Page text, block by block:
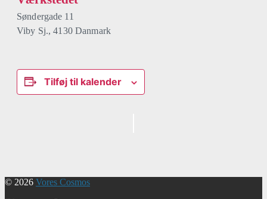
Søndergade 11
Viby Sj., 4130 Danmark
Tilføj til kalender
© 2026 Vores Cosmos